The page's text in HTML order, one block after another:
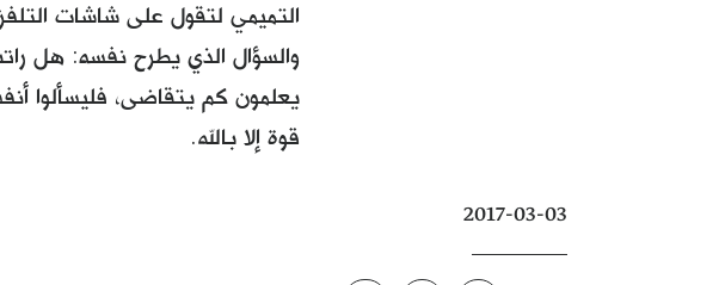
التميمي لتقول على شاشات
والسؤال الذي يطرح نفسه: هل
يعلمون كم يتقاضى، فليسألوا
قوة إلا بالله.
2017-03-03